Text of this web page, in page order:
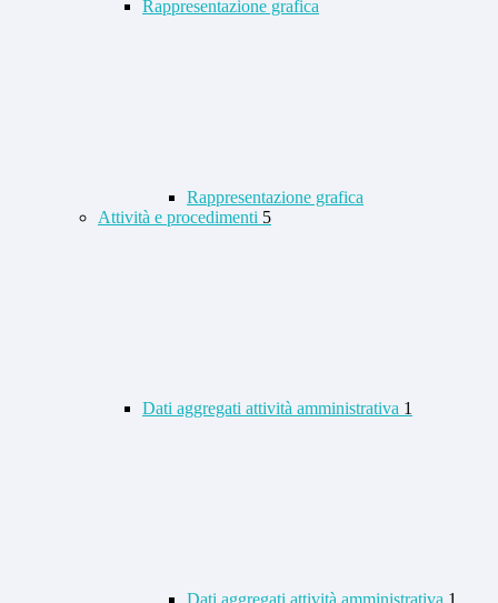
Rappresentazione grafica
Rappresentazione grafica
Attività e procedimenti 5
Dati aggregati attività amministrativa 1